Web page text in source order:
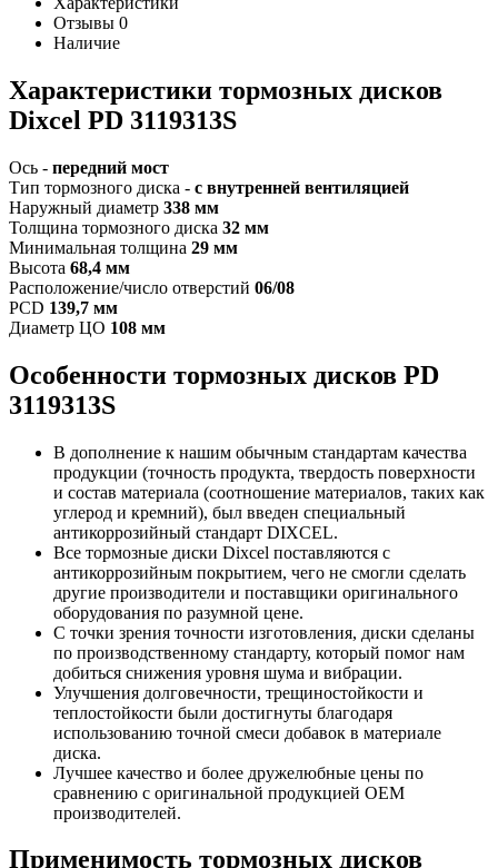
Отзывы 0
Наличие
Характеристики тормозных дисков
Dixcel PD 3119313S
Ось - передний мост
Тип тормозного диска - с внутренней вентиляцией
Наружный диаметр 338 мм
Толщина тормозного диска 32 мм
Минимальная толщина 29 мм
Высота 68,4 мм
Расположение/число отверстий 06/08
PCD 139,7 мм
Диаметр ЦО 108 мм
Особенности тормозных дисков PD
3119313S
В дополнение к нашим обычным стандартам качества
продукции (точность продукта, твердость поверхности
и состав материала (соотношение материалов, таких как
углерод и кремний), был введен специальный
антикоррозийный стандарт DIXCEL.
Все тормозные диски Dixcel поставляются с
антикоррозийным покрытием, чего не смогли сделать
другие производители и поставщики оригинального
оборудования по разумной цене.
С точки зрения точности изготовления, диски сделаны
по производственному стандарту, который помог нам
добиться снижения уровня шума и вибрации.
Улучшения долговечности, трещиностойкости и
теплостойкости были достигнуты благодаря
использованию точной смеси добавок в материале
диска.
Лучшее качество и более дружелюбные цены по
сравнению c оригинальной продукцией OEM
производителей.
Применимость тормозных дисков